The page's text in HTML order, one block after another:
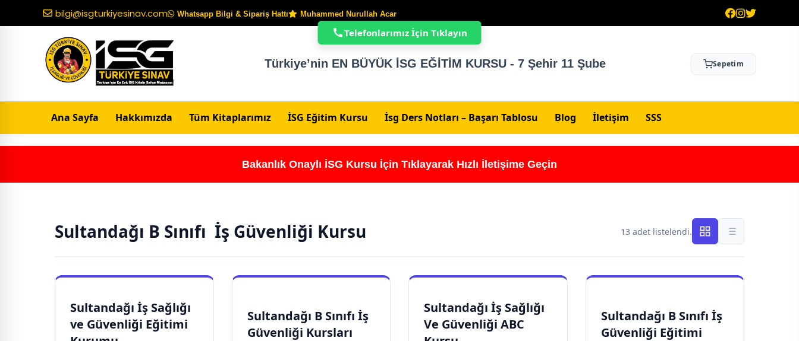
bilgi@isgturkiyesinav.com Whatsapp Bilgi & Sipariş Hattı Muhammed Nurullah Acar
Türkiye’nin EN BÜYÜK İSG EĞİTİM KURSU - 7 Şehir 11 Şube Sepetim
Ana Sayfa Hakkımızda Tüm Kitaplarımız İSG Eğitim Kursu İsg Ders Notları – Başarı Tablosu Blog İletişim SSS
Bakanlık Onaylı İSG Kursu İçin Tıklayarak Hızlı İletişime Geçin
Sultandağı B Sınıfı İş Güvenliği Kursu 13 adet listelendi.
Sultandağı İş Sağlığı
ve Güvenliği Eğitimi
Sultandağı B Sınıfı İş
Güvenliği Kursları
Sultandağı İş Sağlığı
Ve Güvenliği ABC
Sultandağı B Sınıfı İş
Güvenliği Eğitimi
Telefonlarımız İçin Tıklayın